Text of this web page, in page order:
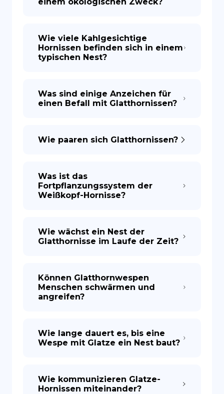
Wie viele Kahlgesichtige
Hornissen befinden sich in einem
typischen Nest?
Was sind einige Anzeichen für
einen Befall mit Glatthornissen?
Wie paaren sich Glatthornissen?
Was ist das
Fortpflanzungssystem der
Weißkopf-Hornisse?
Wie wächst ein Nest der
Glatthornisse im Laufe der Zeit?
Können Glatthornwespen
Menschen schwärmen und
angreifen?
Wie lange dauert es, bis eine
Wespe mit Glatze ein Nest baut?
Wie kommunizieren Glatze-
Hornissen miteinander?